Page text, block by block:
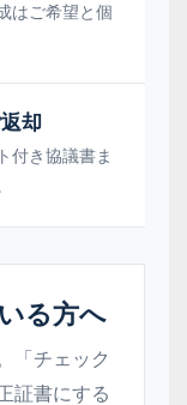
はご希望と個
却
付き協議書ま
る方へ
「チェック
証書にする